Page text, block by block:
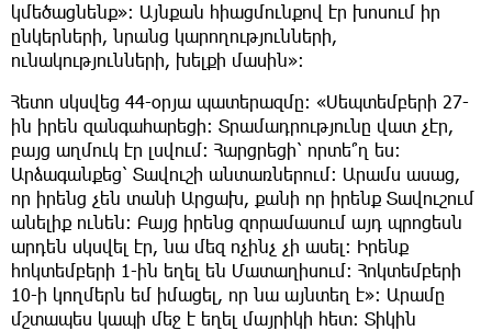
կմեծացնենք»։ Այնքան հիացմունքով էր խոսում իր
ընկերների, նրանց կարողությունների,
ունակությունների, խելքի մասին»։
Հետո սկսվեց 44-օրյա պատերազմը։ «Սեպտեմբերի 27-
ին իրեն զանգահարեցի։ Տրամադրությունը վատ չէր,
բայց աղմուկ էր լսվում։ Հարցրեցի՝ որտե՞ղ ես։
Արձագանքեց՝ Տավուշի անտառներում։ Արամս ասաց,
որ իրենց չեն տանի Արցախ, քանի որ իրենք Տավուշում
անելիք ունեն։ Բայց իրենց զորամասում այդ պրոցեսն
արդեն սկսվել էր, նա մեզ ոչինչ չի ասել։ Իրենք
հոկտեմբերի 1-ին եղել են Մատաղիսում։ Հոկտեմբերի
10-ի կողմերն եմ իմացել, որ նա այնտեղ է»։ Արամը
մշտապես կապի մեջ է եղել մայրիկի հետ։ Տիկին